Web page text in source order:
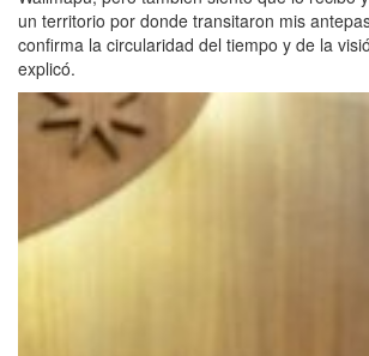
un territorio por donde transitaron mis
confirma la circularidad del tiempo y de la
explicó.